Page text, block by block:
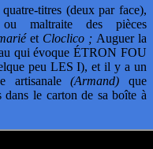
titres (deux par face),
maltraite des pièces
et Cloclico ; Auguer la
qui évoque ÉTRON FOU
peu LES I), et il y a un
artisanale(Armand) que
le carton de sa boîte à